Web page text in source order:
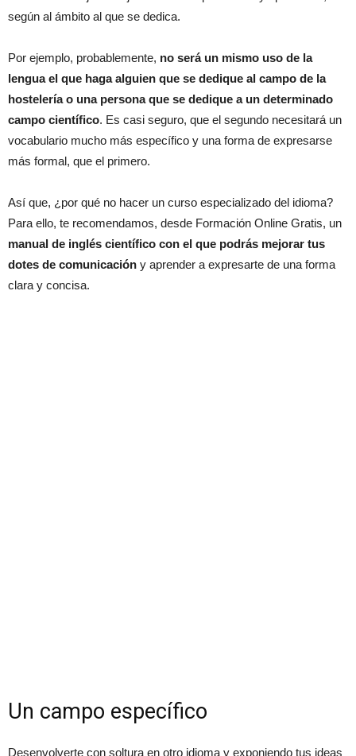
según al ámbito al que se dedica.
Por ejemplo, probablemente, no será un mismo uso de la
lengua el que haga alguien que se dedique al campo de la
hostelería o una persona que se dedique a un determinado
campo científico. Es casi seguro, que el segundo necesitará un
vocabulario mucho más específico y una forma de expresarse
más formal, que el primero.
Así que, ¿por qué no hacer un curso especializado del idioma?
Para ello, te recomendamos, desde Formación Online Gratis, un
manual de inglés científico con el que podrás mejorar tus
dotes de comunicación y aprender a expresarte de una forma
clara y concisa.
Un campo específico
Desenvolverte con soltura en otro idioma y exponiendo tus ideas